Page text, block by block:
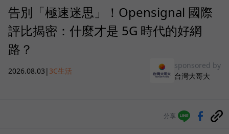
告別「極速迷思」！Opensignal 國際
評比揭密：什麼才是 5G 時代的好網
路？
2026.08.03 | 3C生活
sponsored by
台灣大哥大
分享